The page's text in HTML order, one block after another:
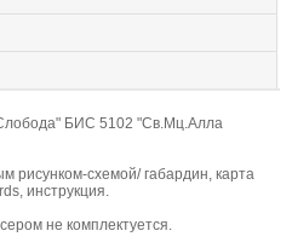
БИС 5102 "Св.Мц.Алла
рисунком-схемой/ габардин, карта
инструкция.
не комплектуется.